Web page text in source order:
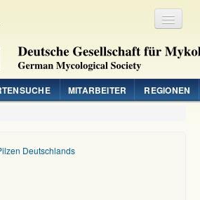
MITARBEITER REGIONEN
Deutschlands